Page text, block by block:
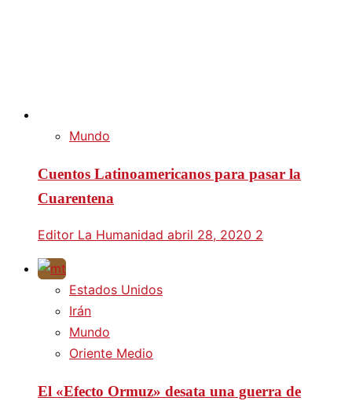
Mundo
Cuentos Latinoamericanos para pasar la
Cuarentena
Editor La Humanidad abril 28, 2020 2
Estados Unidos
Irán
Mundo
Oriente Medio
El «Efecto Ormuz» desata una guerra de